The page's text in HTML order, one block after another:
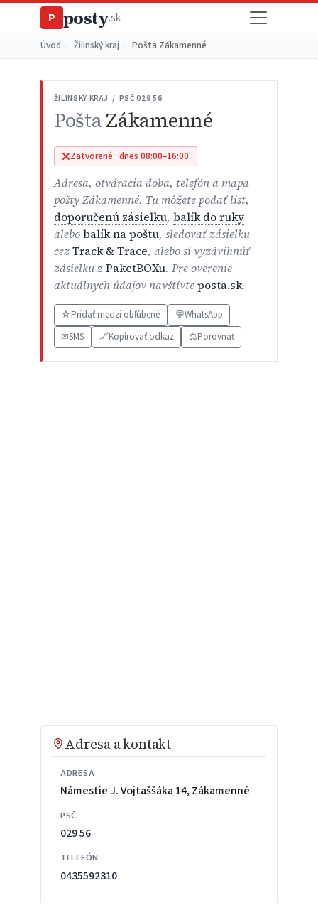
P posty.sk
Úvod Žilinský kraj Pošta Zákamenné
ŽILINSKÝ KRAJ / PSČ 029 56
PoštaZákamenné
Zatvorené · dnes 08:00–16:00
Adresa, otváracia doba, telefón a mapa
pošty Zákamenné. Tu môžete podať list,
doporučenú zásielku, balík do ruky
alebobalík na poštu, sledovať zásielku
cezTrack & Trace, alebo si vyzdvihnúť
zásielku zPaketBOXu. Pre overenie
aktuálnych údajov navštívteposta.sk.
☆Pridať medzi obľúbené 💬WhatsApp
✉SMS 🔗Kopírovať odkaz ⚖️Porovnať
Adresa a kontakt
ADRESA
Námestie J. Vojtaššáka 14, Zákamenné
PSČ
029 56
TELEFÓN
0435592310